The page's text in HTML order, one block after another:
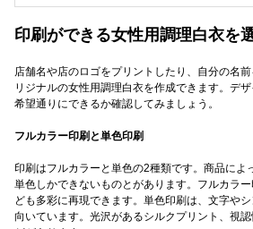
印刷ができる女性用調理白衣を
店舗名や店のロゴをプリントしたり、自分の名
リジナルの女性用調理白衣を作成できます。デ
希望通りにできるか確認してみましょう。
フルカラー印刷と単色印刷
印刷はフルカラーと単色の2種類です。商品によ
単色しかできないものとがあります。フルカラ
ども多彩に再現できます。単色印刷は、文字や
向いています。光沢があるシルクプリント、視